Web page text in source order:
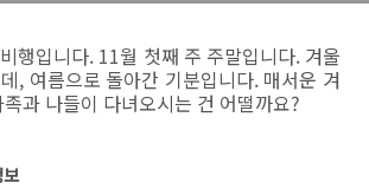
행입니다. 11월 첫째 주 주말입니다. 겨울
, 여름으로 돌아간 기분입니다. 매서운 겨
과 나들이 다녀오시는 건 어떨까요?